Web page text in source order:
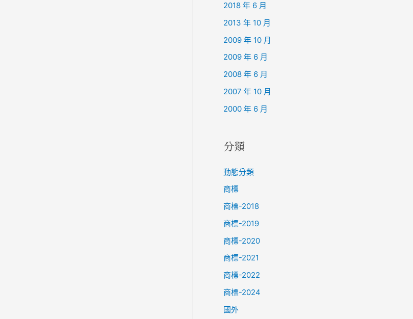
2018 年 6 月
2013 年 10 月
2009 年 10 月
2009 年 6 月
2008 年 6 月
2007 年 10 月
2000 年 6 月
分類
動態分類
商標
商標-2018
商標-2019
商標-2020
商標-2021
商標-2022
商標-2024
國外